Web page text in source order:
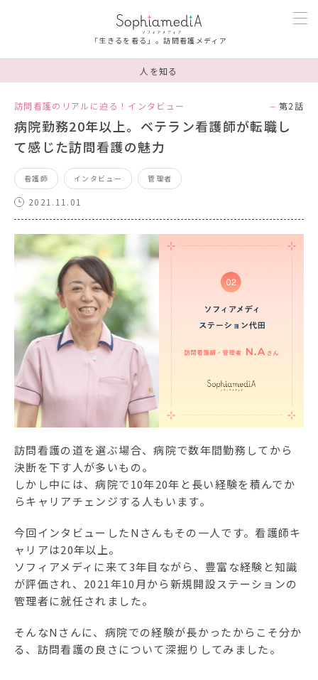
「生きるを看る」。訪問看護メディア
訪問看護を知る
人を知る
漫画
お悩み相談
ソフィアメディを知る
連載
ソフィアメディアについて
訪問看護ステーション一覧
採用情報
人を知る
訪問看護のリアルに迫る！インタビュー 第2話
病院勤務20年以上。ベテラン看護師が転職し
て感じた訪問看護の魅力
看護師 インタビュー 管理者
2021.11.01
訪問看護の道を選ぶ場合、病院で数年間勤務してから
決断を下す人が多いもの。
しかし中には、病院で10年20年と長い経験を積んでか
らキャリアチェンジする人もいます。
今回インタビューしたNさんもその一人です。看護師キ
ャリアは20年以上。
ソフィアメディに来て3年目ながら、豊富な経験と知識
が評価され、2021年10月から新規開設ステーションの
管理者に就任されました。
そんなNさんに、病院での経験が長かったからこそ分か
る、訪問看護の良さについて深掘りしてみました。